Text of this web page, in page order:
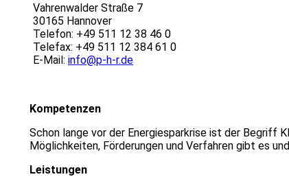
Vahrenwalder Straße 7
30165 Hannover
Telefon: +49 511 12 38 46 0
Telefax: +49 511 12 384 61 0
E-Mail: info@p-h-r.de
Kompetenzen
Schon lange vor der Energiesparkrise ist der Begriff
Möglichkeiten, Förderungen und Verfahren gibt es
Leistungen